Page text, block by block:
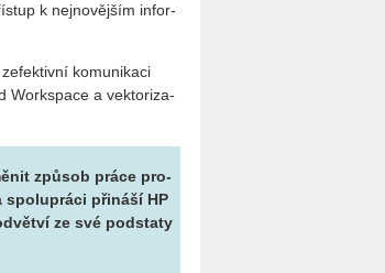
k nej­no­věj­ším in­for­
ko­mu­ni­ka­ci
Workspa­ce a vek­to­ri­za­
způ­sob práce pro­
spo­lu­prá­ci při­ná­ší HP
ze své pod­sta­ty